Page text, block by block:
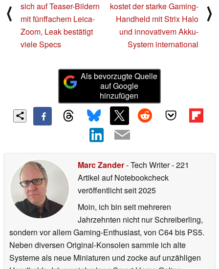
⟨
sich auf Teaser-Bildern
mit fünffachem Leica-
Zoom, Leak bestätigt
viele Specs
kostet der starke Gaming-
Handheld mit Strix Halo
und innovativem Akku-
System international
⟩
Als bevorzugte Quelle
auf Google
hinzufügen
Marc Zander- Tech Writer- 221
Artikel auf Notebookcheck
veröffentlichtseit 2025
Moin, ich bin seit mehreren
Jahrzehnten nicht nur Schreiberling,
sondern vor allem Gaming-Enthusiast, von C64 bis PS5.
Neben diversen Original-Konsolen sammle ich alte
Systeme als neue Miniaturen und zocke auf unzähligen